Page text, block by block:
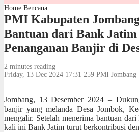
Home Bencana
PMI Kabupaten
Bantuan dari Bank
Penanganan Banjir di
2 minutes reading
Friday, 13 Dec 2024 17:31 259 PMI Jombang
Jombang, 13 Desember 2024 –
banjir yang melanda Desa Jombok,
mengalir. Setelah menerima bantuan
kali ini Bank Jatim turut berkontribusi